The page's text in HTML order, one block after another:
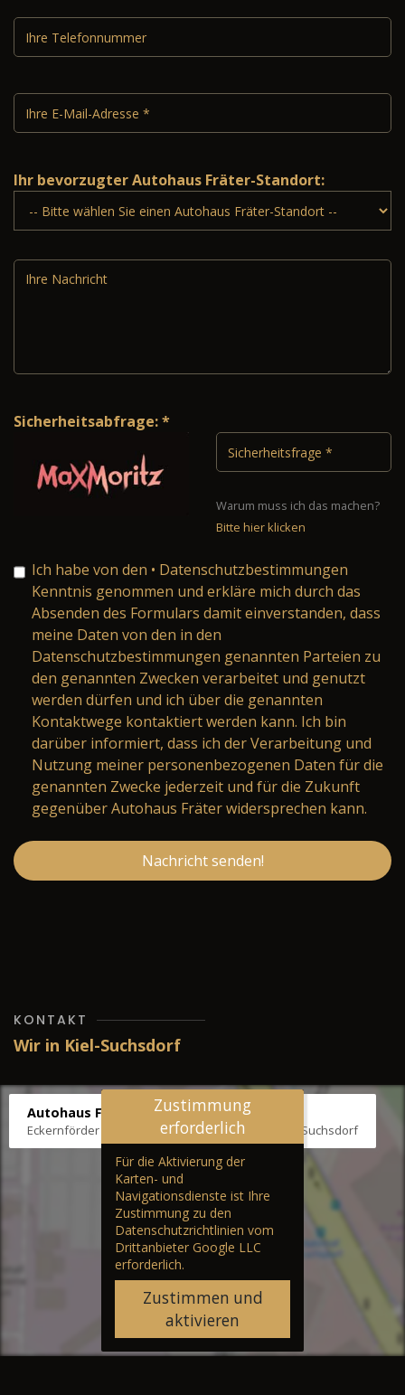
Ihr bevorzugter Autohaus Fräter-Standort:
Sicherheitsabfrage: *
Warum muss ich das machen?
Bitte hier klicken
Ich habe von den • Datenschutzbestimmungen
Kenntnis genommen und erkläre mich durch das
Absenden des Formulars damit einverstanden, dass
meine Daten von den in den
Datenschutzbestimmungen genannten Parteien zu
den genannten Zwecken verarbeitet und genutzt
werden dürfen und ich über die genannten
Kontaktwege kontaktiert werden kann. Ich bin
darüber informiert, dass ich der Verarbeitung und
Nutzung meiner personenbezogenen Daten für die
genannten Zwecke jederzeit und für die Zukunft
gegenüber Autohaus Fräter widersprechen kann.
Nachricht senden!
KONTAKT
Wir in Kiel-Suchsdorf
Autohaus Fräter
Eckernförder Str. /Klausbrooker Weg 1, 24107 Kiel-Suchsdorf
Zustimmung
erforderlich
Für die Aktivierung der
Karten- und
Navigationsdienste ist Ihre
Zustimmung zu den
Datenschutzrichtlinien vom
Drittanbieter Google LLC
erforderlich.
Zustimmen und
aktivieren